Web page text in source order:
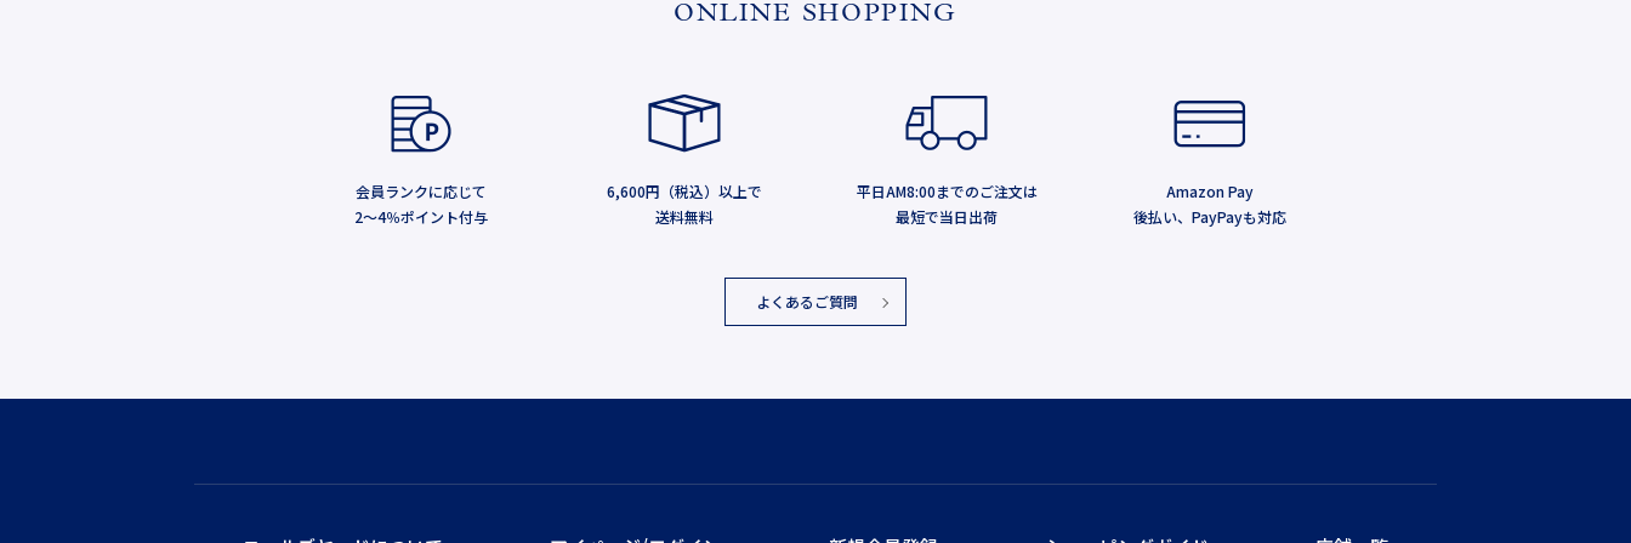
ONLINE SHOPPING
会員ランクに応じて
2～4％ポイント付与
6,600円（税込）以上で
送料無料
平日AM8:00までのご注文は
最短で当日出荷
Amazon Pay
後払い、PayPayも対応
よくあるご質問